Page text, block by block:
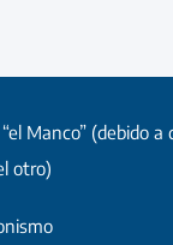
“el Manco” (debido
otro)